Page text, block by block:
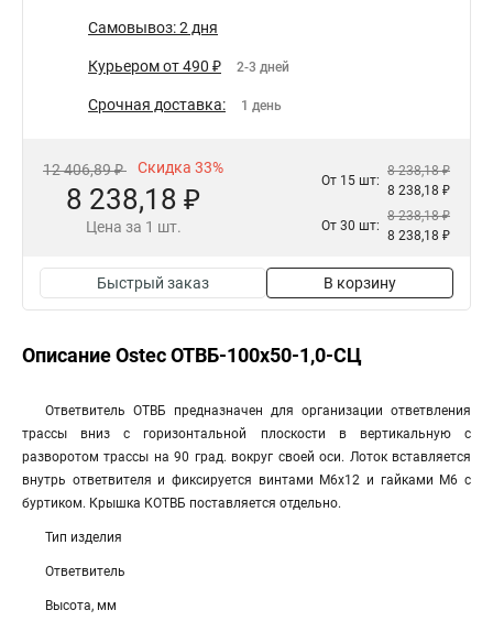
Самовывоз: 2 дня
Курьером от 490 ₽ 2-3 дней
Срочная доставка: 1 день
12 406,89 ₽ Скидка 33%
8 238,18 ₽
Цена за 1 шт.
От 15 шт:
8 238,18 ₽
8 238,18 ₽
От 30 шт:
8 238,18 ₽
8 238,18 ₽
Быстрый заказ В корзину
Описание Ostec ОТВБ-100х50-1,0-СЦ
Ответвитель ОТВБ предназначен для организации ответвления
трассы вниз с горизонтальной плоскости в вертикальную с
разворотом трассы на 90 град. вокруг своей оси. Лоток вставляется
внутрь ответвителя и фиксируется винтами М6х12 и гайками М6 с
буртиком. Крышка КОТВБ поставляется отдельно.
Тип изделия
Ответвитель
Высота, мм